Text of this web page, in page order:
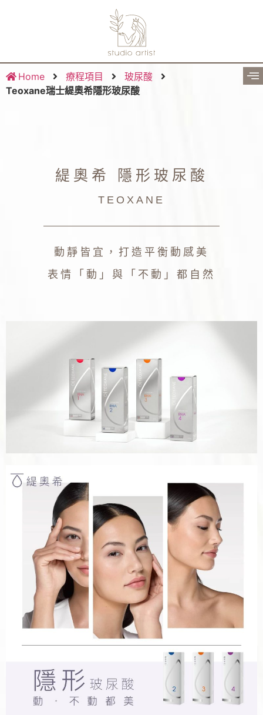
Home 療程項目
玻尿酸
Teoxane瑞士緹奧希隱形玻尿酸
緹奧希 隱形玻尿酸
TEOXANE
動靜皆宜， 打造平衡動感美
表情「動」與「不動」都自然